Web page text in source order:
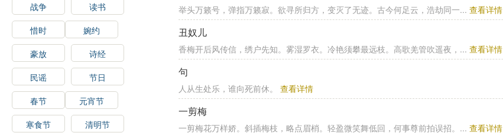
战争
读书
惜时
婉约
豪放
诗经
民谣
节日
春节
元宵节
寒食节
清明节
举头万籁号，弹指万籁寂。欲寻所归方，变灭了无迹。古今何足云，浩劫同一...查看详情
丑奴儿
香梅开后风传信，绣户先知。雾湿罗衣。冷艳须攀最远枝。高歌羌管吹遥夜，...查看详情
句
人从生处乐，谁向死前休。查看详情
一剪梅
一剪梅花万样娇。斜插梅枝，略点眉梢。轻盈微笑舞低回，何事尊前拍误招。...查看详情